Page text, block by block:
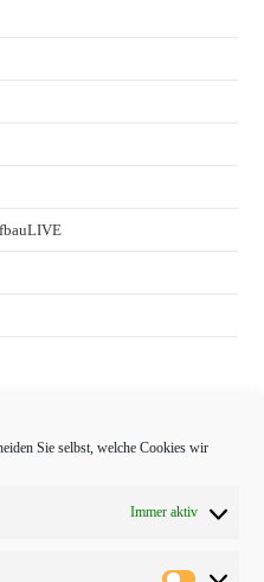
Sie selbst, welche Cookies wir
Immer aktiv